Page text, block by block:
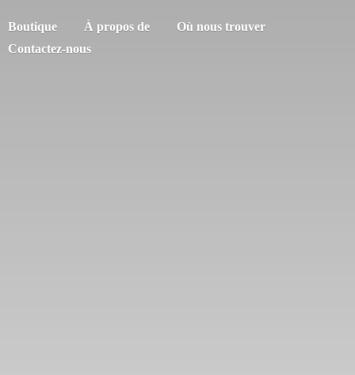
Boutique À propos de
Où nous trouver
Contactez-nous